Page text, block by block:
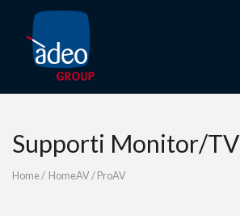
Supporti Monitor/TV
Home/ HomeAV/ ProAV